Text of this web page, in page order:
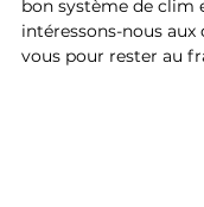
bon système de clim
intéressons-nous
vous pour rester au